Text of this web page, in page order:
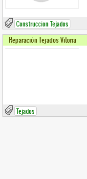
Construccion Tejados
Reparación Tejados Vitoria
Tejados